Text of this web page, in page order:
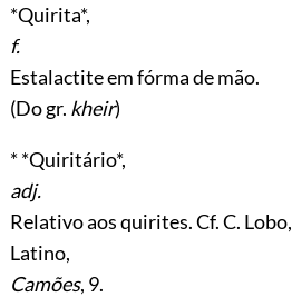
*Quirita*,
f.
Estalactite em fórma de mão.
(Do gr. kheir)
* *Quiritário*,
adj.
Relativo aos quirites. Cf. C. Lobo,
Latino,
Camões, 9.